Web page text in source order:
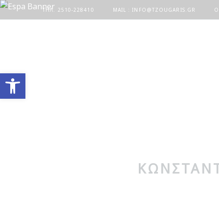
ΤΗΛ. 2510-228410 MAIL : INFO@TZOUGARIS.GR
Ανοίξτε τη γραμμή εργαλείων